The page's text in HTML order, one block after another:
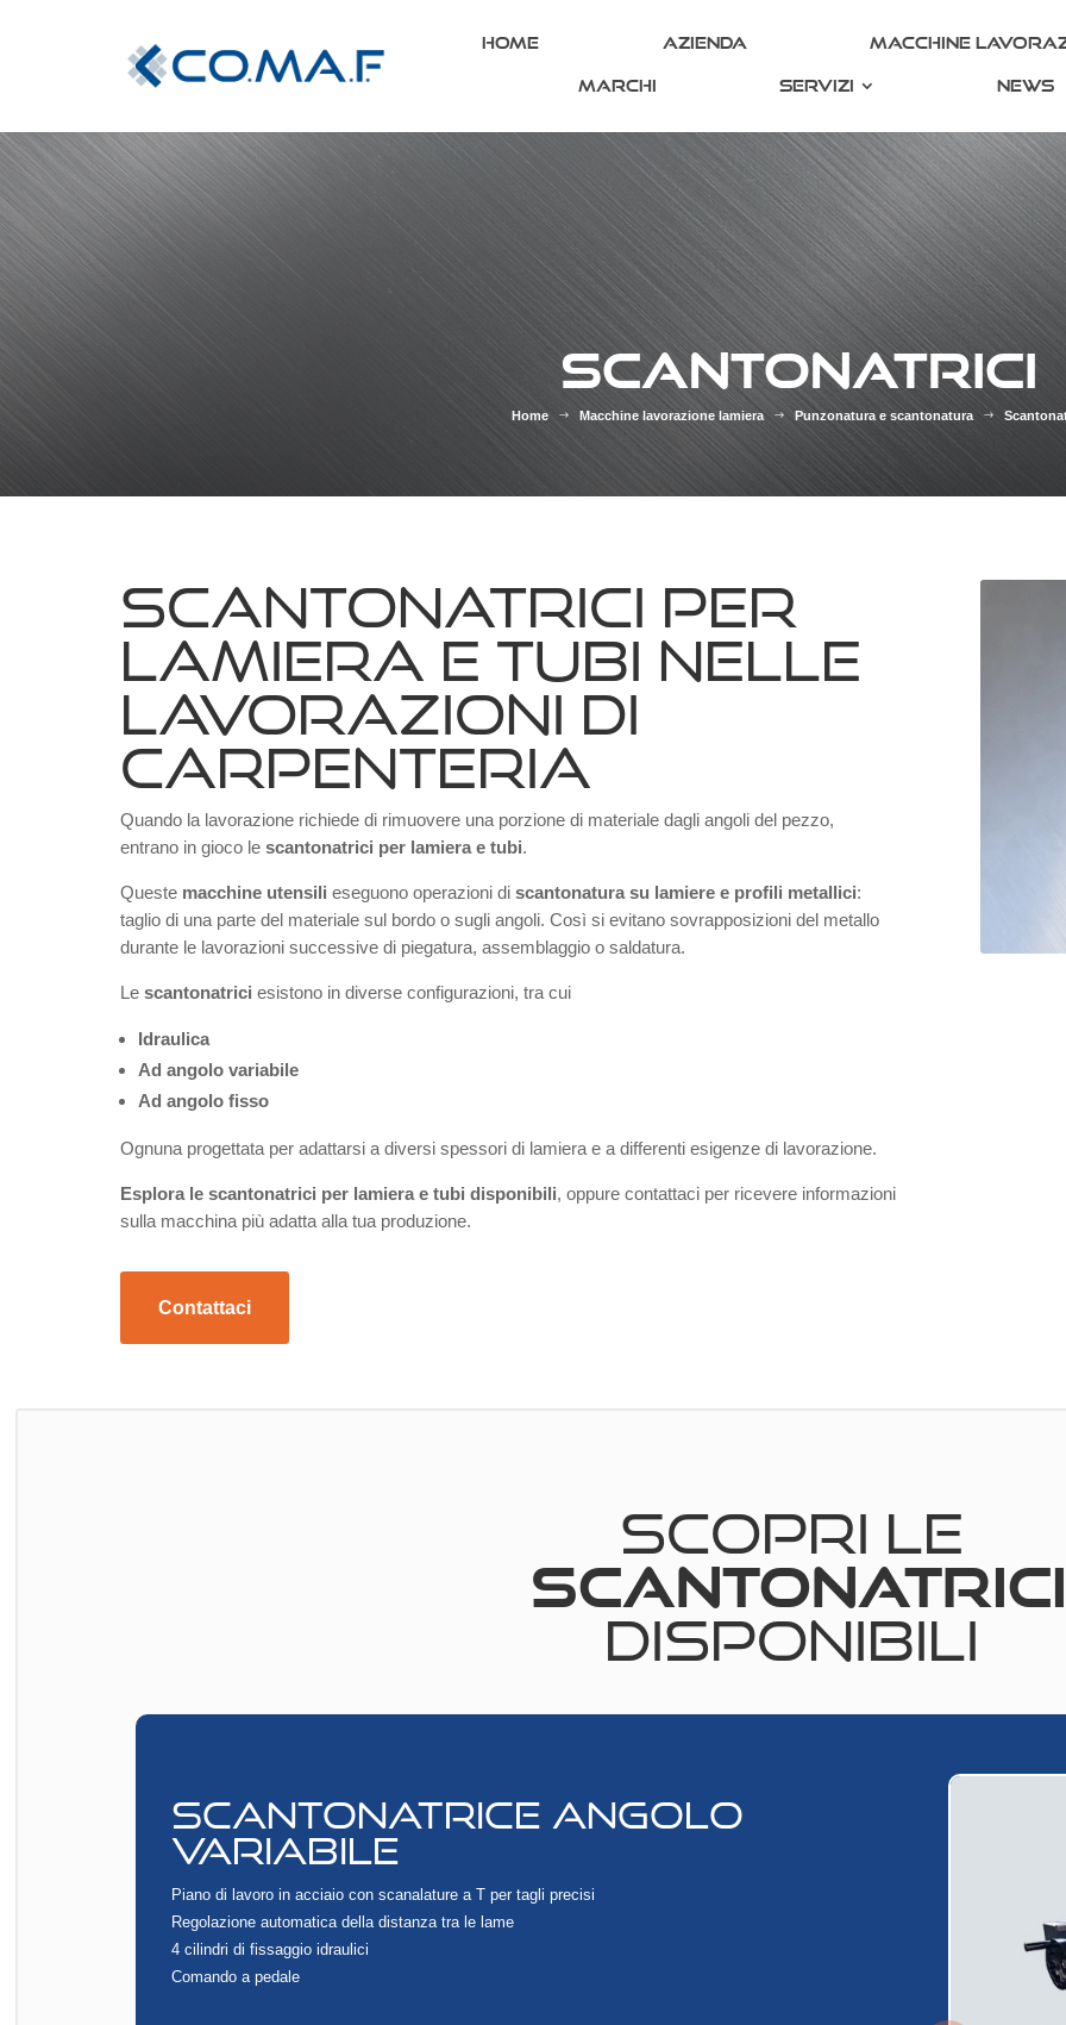
Home Azienda Macchine
Marchi Servizi News
SCANTONATRICI
Home $ Macchine lavorazione lamiera $ Punzonatura e scantonatura $
SCANTONATRICI PER
LAMIERA E TUBI NELLE
LAVORAZIONI DI
CARPENTERIA
Quando la lavorazione richiede di rimuovere una porzione di materiale dagli angoli del pezzo,
entrano in gioco le scantonatrici per lamiera e tubi.
Queste macchine utensili eseguono operazioni di scantonatura su lamiere e profili metallici:
taglio di una parte del materiale sul bordo o sugli angoli. Così si evitano sovrapposizioni del metallo
durante le lavorazioni successive di piegatura, assemblaggio o saldatura.
Le scantonatrici esistono in diverse configurazioni, tra cui
Idraulica
Ad angolo variabile
Ad angolo fisso
Ognuna progettata per adattarsi a diversi spessori di lamiera e a differenti esigenze di lavorazione.
Esplora le scantonatrici per lamiera e tubi disponibili, oppure contattaci per ricevere informazioni
sulla macchina più adatta alla tua produzione.
Contattaci
SCOPRI LE
DISPONIBILI
SCANTONATRICE ANGOLO
VARIABILE
Piano di lavoro in acciaio con scanalature a T per tagli precisi
Regolazione automatica della distanza tra le lame
4 cilindri di fissaggio idraulici
Comando a pedale